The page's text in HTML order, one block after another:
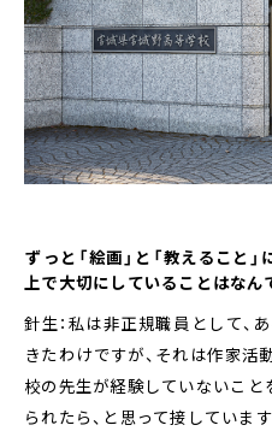
――ずっと「絵画」と「教えること
上で大切にしていることはなん
針生：私は非正規職員として、
きたわけですが、それは作家活
校の先生が経験していないこと
られたら、と思って接しています